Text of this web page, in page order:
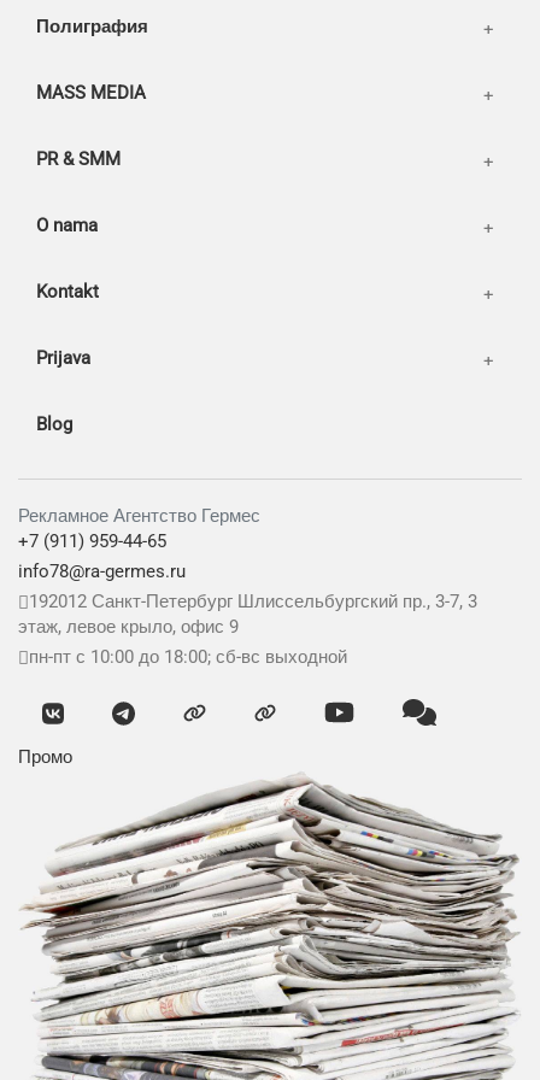
Полиграфия
MASS MEDIA
PR & SMM
O nama
Our works
Kontakt
Prijava
Blog
Рекламное Агентство Гермес
+7 (911) 959-44-65
info78@ra-germes.ru
192012 Санкт-Петербург Шлиссельбургский пр., 3-7, 3
этаж, левое крыло, офис 9
пн-пт с 10:00 до 18:00; сб-вс выходной
Промо